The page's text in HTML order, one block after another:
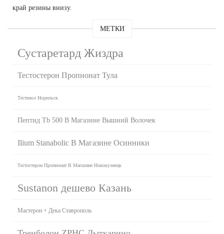
край резины внизу.
МЕТКИ
Сустаретард Жиздра
Тестостерон Пропионат Тула
Тестенол Норильск
Пептид Tb 500 В Магазине Вышний Волочек
Ilium Stanabolic В Магазине Осинники
Тестостерон Пропионат В Магазине Новокузнецк
Sustanon дешево Казань
Мастерон + Дека Ставрополь